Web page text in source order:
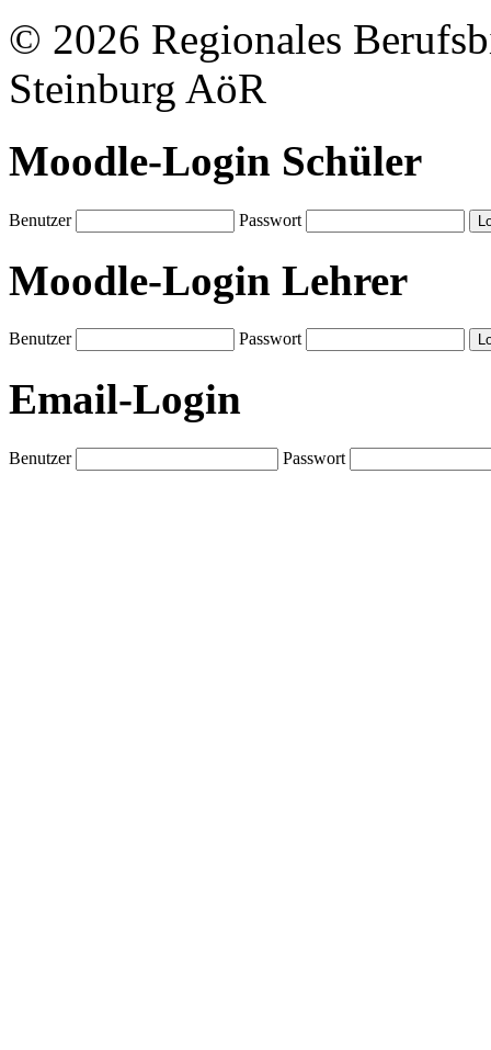
© 2026 Regionales
Steinburg AöR
Moodle-Login Schüler
Benutzer Passwort
Moodle-Login Lehrer
Benutzer Passwort
Email-Login
Benutzer Passwort